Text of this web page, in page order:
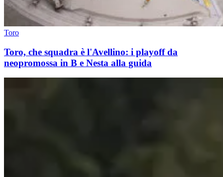
Toro
Toro, che squadra è l'Avellino: i playoff da
neopromossa in B e Nesta alla guida